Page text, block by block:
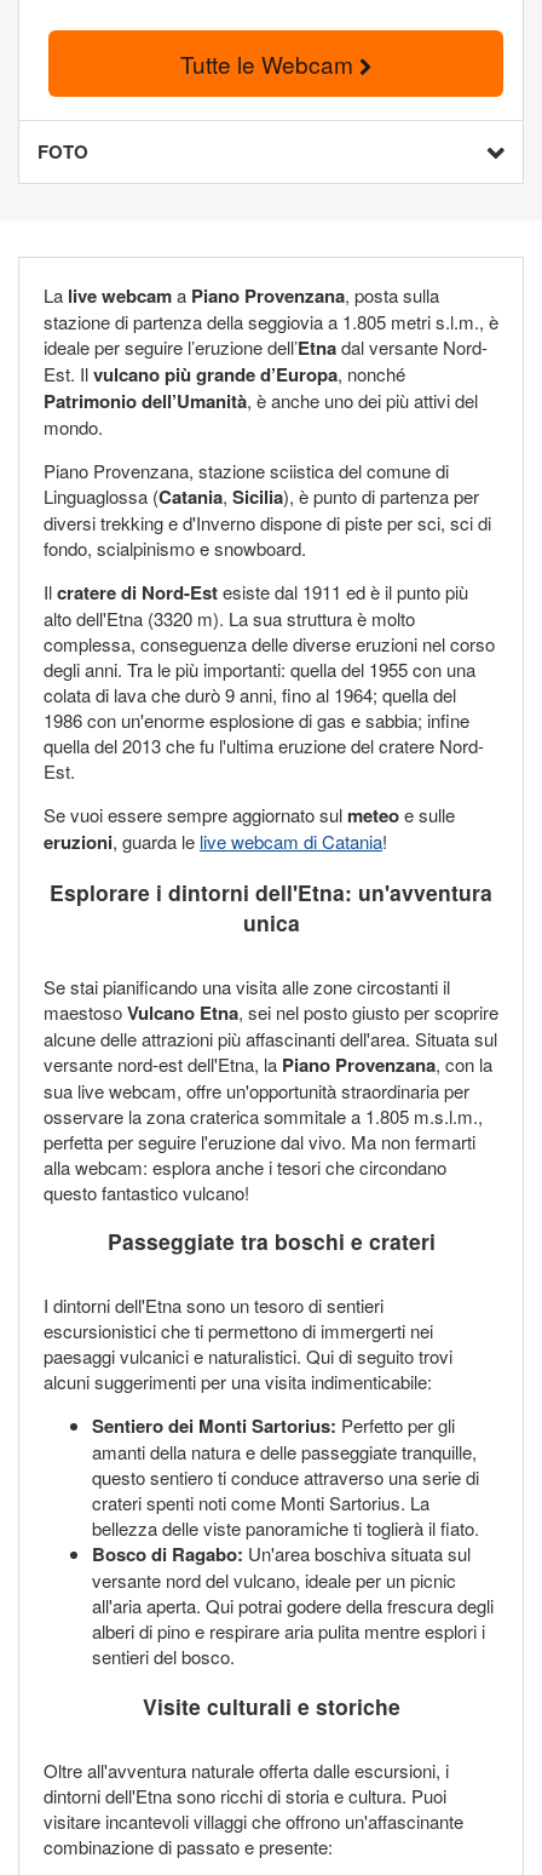
Tutte le Webcam
FOTO
La live webcama Piano Provenzana, posta sulla
stazione di partenza della seggiovia a 1.805 metri s.l.m., è
ideale per seguire l’eruzione dell’Etnadal versante Nord-
Est. Ilvulcano più grande d’Europa, nonché
Patrimonio dell’Umanità, è anche uno dei più attivi del
mondo.
Piano Provenzana, stazione sciistica del comune di
Linguaglossa (Catania, Sicilia), è punto di partenza per
diversi trekking e d'Inverno dispone di piste per sci, sci di
fondo, scialpinismo e snowboard.
Ilcratere di Nord-Estesiste dal 1911 ed è il punto più
alto dell'Etna (3320 m). La sua struttura è molto
complessa, conseguenza delle diverse eruzioni nel corso
degli anni. Tra le più importanti: quella del 1955 con una
colata di lava che durò 9 anni, fino al 1964; quella del
1986 con un'enorme esplosione di gas e sabbia; infine
quella del 2013 che fu l'ultima eruzione del cratere Nord-
Est.
Se vuoi essere sempre aggiornato sul meteoe sulle
eruzioni, guarda le live webcam di Catania!
Esplorare i dintorni dell'Etna: un'avventura
unica
Se stai pianificando una visita alle zone circostanti il
maestosoVulcano Etna, sei nel posto giusto per scoprire
alcune delle attrazioni più affascinanti dell'area. Situata sul
versante nord-est dell'Etna, la Piano Provenzana, con la
sua live webcam, offre un'opportunità straordinaria per
osservare la zona craterica sommitale a 1.805 m.s.l.m.,
perfetta per seguire l'eruzione dal vivo. Ma non fermarti
alla webcam: esplora anche i tesori che circondano
questo fantastico vulcano!
Passeggiate tra boschi e crateri
I dintorni dell'Etna sono un tesoro di sentieri
escursionistici che ti permettono di immergerti nei
paesaggi vulcanici e naturalistici. Qui di seguito trovi
alcuni suggerimenti per una visita indimenticabile:
Sentiero dei Monti Sartorius: Perfetto per gli
amanti della natura e delle passeggiate tranquille,
questo sentiero ti conduce attraverso una serie di
crateri spenti noti come Monti Sartorius. La
bellezza delle viste panoramiche ti toglierà il fiato.
Bosco di Ragabo: Un'area boschiva situata sul
versante nord del vulcano, ideale per un picnic
all'aria aperta. Qui potrai godere della frescura degli
alberi di pino e respirare aria pulita mentre esplori i
sentieri del bosco.
Visite culturali e storiche
Oltre all'avventura naturale offerta dalle escursioni, i
dintorni dell'Etna sono ricchi di storia e cultura. Puoi
visitare incantevoli villaggi che offrono un'affascinante
combinazione di passato e presente: